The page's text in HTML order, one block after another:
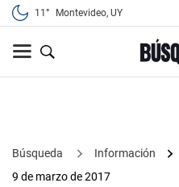
11° Montevideo, UY
Búsqueda Información
9 de marzo de 2017